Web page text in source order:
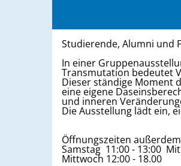
Studierende, Alumni und
In einer
Transmutation bedeutet
Dieser ständige Moment
eine eigene
und inneren
Die Ausstellung lädt ein,
Öffnungszeiten
Samstag 11:00 - 13:00
Mittwoch 12:00 - 18.00